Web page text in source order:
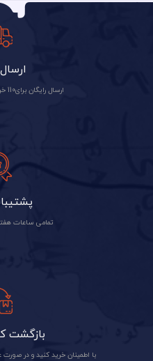
ارسال رایگان برای110 خرید بالای 500 هزار تومان
پشتیبانی
تمامی ساعات
بازگشت کالا
با اطمینان خرید کنید و در